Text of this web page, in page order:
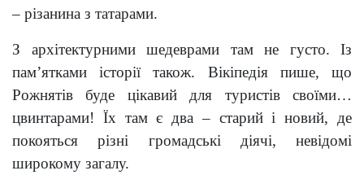
– різанина з татарами.
З архітектурними шедеврами там не густо. Із
пам’ятками історії також. Вікіпедія пише, що
Рожнятів буде цікавий для туристів своїми…
цвинтарами! Їх там є два – старий і новий, де
покояться різні громадські діячі, невідомі
широкому загалу.